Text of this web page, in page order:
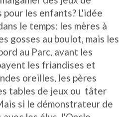
les enfants? L'idée
le temps: les mères à
gosses au boulot, mais les
au Parc, avant les
les friandises et
oreilles, les pères
tables de jeux ou tâter
si le démonstrateur de